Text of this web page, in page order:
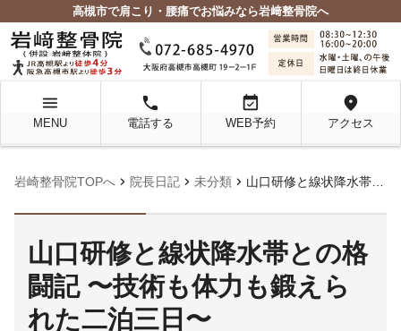
高槻市で肩こり・腰痛でお悩みなら岩﨑整骨院へ
menu
MENU
local_phone
電話する
event_available
WEB予約
location_on
アクセス
岩崎整骨院TOPへ chevron_right 院長日記 chevron_right 未分類 chevron_right 山口研修と線状降水帯との格闘記 〜技術も体力も鍛えられた二泊三日〜
山口研修と線状降水帯との格
闘記 〜技術も体力も鍛えら
れた二泊三日〜